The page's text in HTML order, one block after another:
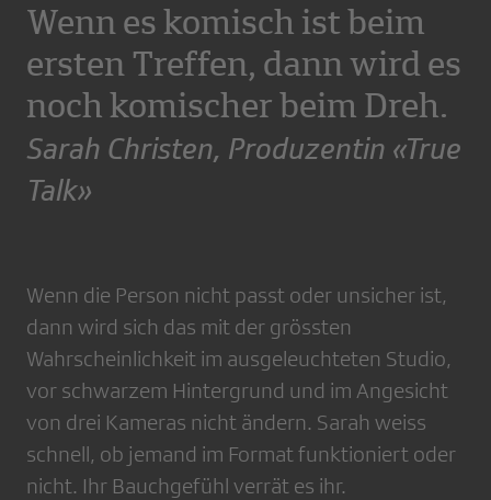
Wenn es komisch ist beim
ersten Treffen, dann wird es
noch komischer beim Dreh.
Sarah Christen, Produzentin «True
Talk»
Wenn die Person nicht passt oder unsicher ist,
dann wird sich das mit der grössten
Wahrscheinlichkeit im ausgeleuchteten Studio,
vor schwarzem Hintergrund und im Angesicht
von drei Kameras nicht ändern. Sarah weiss
schnell, ob jemand im Format funktioniert oder
nicht. Ihr Bauchgefühl verrät es ihr.